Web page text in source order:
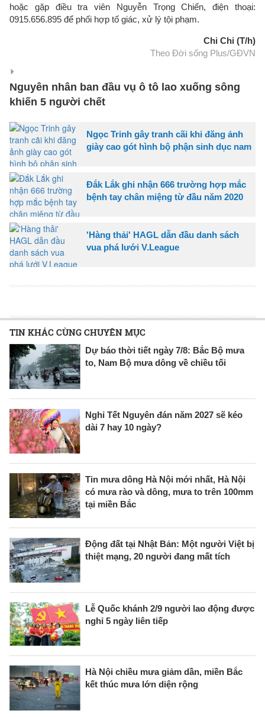
hoặc gặp điều tra viên Nguyễn Trọng Chiến, điện thoại:
0915.656.895 để phối hợp tố giác, xử lý tội phạm.
Chi Chi (T/h)
Theo Đời sống Plus/GĐVN
Nguyên nhân ban đầu vụ ô tô lao xuống sông
khiến 5 người chết
Ngọc Trinh gây tranh cãi khi đăng ảnh
giày cao gót hình bộ phận sinh dục nam
Đắk Lắk ghi nhận 666 trường hợp mắc
bệnh tay chân miệng từ đầu năm 2020
'Hàng thải' HAGL dẫn đầu danh sách
vua phá lưới V.League
TIN KHÁC CÙNG CHUYÊN MỤC
Dự báo thời tiết ngày 7/8: Bắc Bộ mưa
to, Nam Bộ mưa dông về chiều tối
Nghỉ Tết Nguyên đán năm 2027 sẽ kéo
dài 7 hay 10 ngày?
Tin mưa dông Hà Nội mới nhất, Hà Nội
có mưa rào và dông, mưa to trên 100mm
tại miền Bắc
Động đất tại Nhật Bản: Một người Việt bị
thiệt mạng, 20 người đang mất tích
Lễ Quốc khánh 2/9 người lao động được
nghỉ 5 ngày liên tiếp
Hà Nội chiều mưa giảm dần, miền Bắc
kết thúc mưa lớn diện rộng